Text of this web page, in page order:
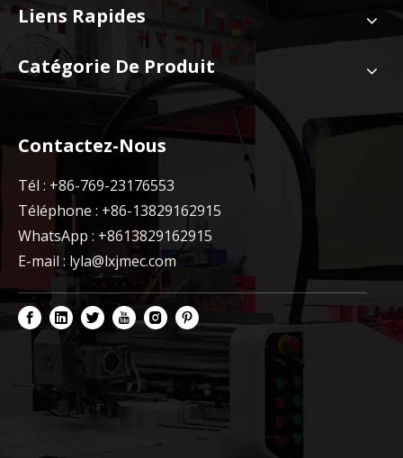
Liens Rapides
Catégorie De Produit
Contactez-Nous
Tél : +86-769-23176553
Téléphone : +86-13829162915
WhatsApp : +8613829162915
E-mail : lyla@lxjmec.com